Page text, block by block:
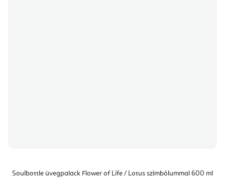
Soulbottle üvegpalack Flower of Life / Lotus szimbólummal 600 ml